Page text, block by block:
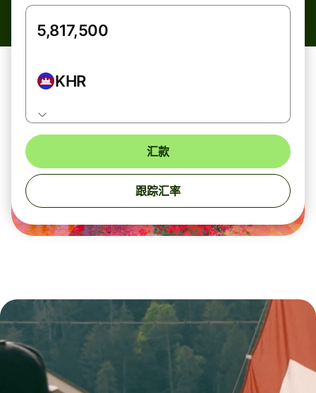
KHR
汇款
跟踪汇率